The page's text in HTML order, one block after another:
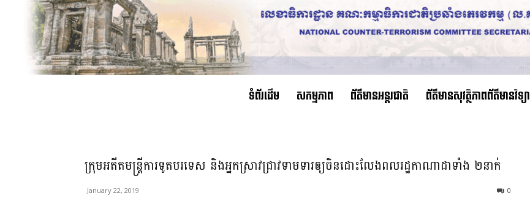
ទំព័រដើម សកម្មភាព ព័ត៌មានអន្តរជាតិ ព័ត៌មានសុវត្ថិភាពព័ត៌មានវិទ្យា
ក្រុម​អតីត​មន្រ្តីការទូត​បរទេស និង​អ្នកស្រាវជ្រាវ​ទាមទារ​ឲ្យ​ចិន​ដោះលែង​ពលរដ្ឋ​កាណាដាទាំង ២នាក់
January 22, 2019 0